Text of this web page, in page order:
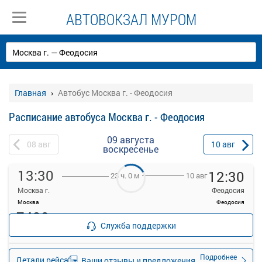
АВТОВОКЗАЛ МУРОМ
Главная Автобус Москва г. - Феодосия
Расписание автобуса Москва г. - Феодосия
08 авг 09 августа
воскресенье 10авг
13:30
Москва г.
Москва
23 ч. 0 м 10 авг 12:30
Феодосия
Феодосия
Подробнее
7490
Продажа билетов
прекращена
Служба поддержки